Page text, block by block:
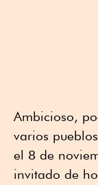
Ambicioso,
varios
el 8 de
invitado de